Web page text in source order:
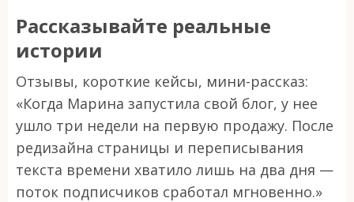
Рассказывайте реальные
истории
Отзывы, короткие кейсы, мини-рассказ:
«Когда Марина запустила свой блог, у нее
ушло три недели на первую продажу. После
редизайна страницы и переписывания
текста времени хватило лишь на два дня —
поток подписчиков сработал мгновенно.»